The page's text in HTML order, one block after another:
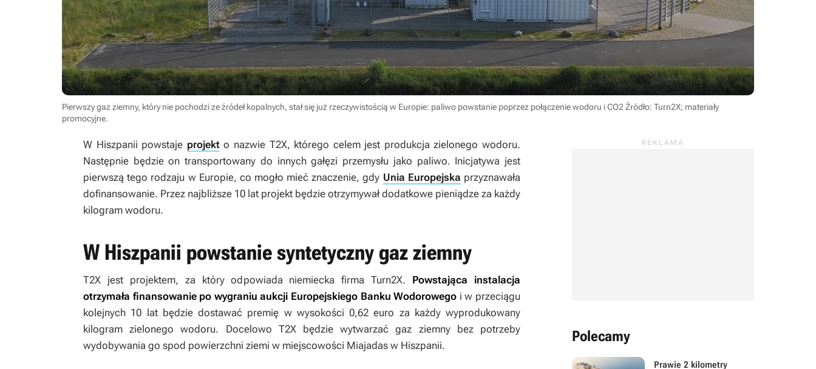
Pierwszy gaz ziemny, który nie pochodzi ze źródeł kopalnych, stał się już rzeczywistością w Europie: paliwo powstanie poprzez połączenie wodoru i CO2Źródło: Turn2X; materiały
promocyjne.
W Hiszpanii powstaje projekto nazwie T2X, którego celem jest produkcja zielonego wodoru.
Następnie będzie on transportowany do innych gałęzi przemysłu jako paliwo. Inicjatywa jest
pierwszą tego rodzaju w Europie, co mogło mieć znaczenie, gdy Unia Europejska przyznawała
dofinansowanie. Przez najbliższe 10 lat projekt będzie otrzymywał dodatkowe pieniądze za każdy
kilogram wodoru.
W Hiszpanii powstanie syntetyczny gaz ziemny
T2X jest projektem, za który odpowiada niemiecka firma Turn2X. Powstająca instalacja
otrzymała finansowanie po wygraniu aukcji Europejskiego Banku Wodorowego i w przeciągu
kolejnych 10 lat będzie dostawać premię w wysokości 0,62 euro za każdy wyprodukowany
kilogram zielonego wodoru. Docelowo T2X będzie wytwarzać gaz ziemny bez potrzeby
wydobywania go spod powierzchni ziemi w miejscowości Miajadas w Hiszpanii.
Polecamy
Prawie 2 kilometry